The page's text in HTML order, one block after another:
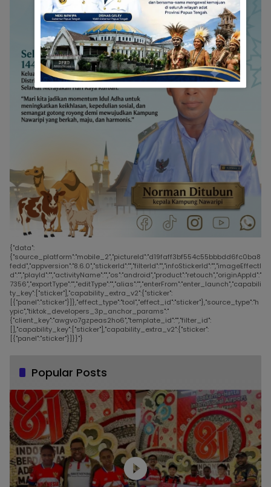
{"data":
{"source_platform":"mobile_2","pictureId":"d19faff3bf554c55bbbdd6fc0ba8
fedd","appversion":"8.6.0","stickerId":"","filterId":"","infoStickerId":"","imageEffectI
d":"","playId":"","activityName":"","os":"android","product":"retouch","originAppId":"
7356","exportType":"","editType":"","alias":"","enterFrom":"enter_launch","capabili
ty_key":["sticker"],"capability_extra_v2":{"sticker":
[{"panel":"sticker"}]},"effect_type":"tool","effect_id":"sticker"},"source_type":"h
ypic","tiktok_developers_3p_anchor_params":"
{"client_key":"awgvo7gzpeas2ho6","template_id":"","filter_id":
[],"capability_key":["sticker"],"capability_extra_v2":{"sticker":
[{"panel":"sticker"}]}}"}
Popular Posts